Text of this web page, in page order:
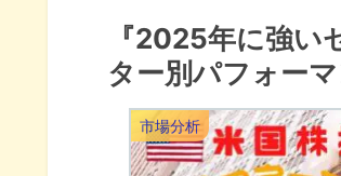
『2025年に強
ター別パフォー
市場分析